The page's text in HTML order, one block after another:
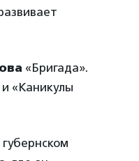
«Бригада».
«Каникулы